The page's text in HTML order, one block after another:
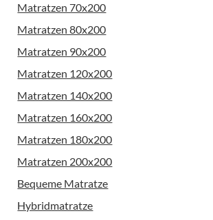
Matratzen 70x200
Matratzen 80x200
Matratzen 90x200
Matratzen 120x200
Matratzen 140x200
Matratzen 160x200
Matratzen 180x200
Matratzen 200x200
Bequeme Matratze
Hybridmatratze